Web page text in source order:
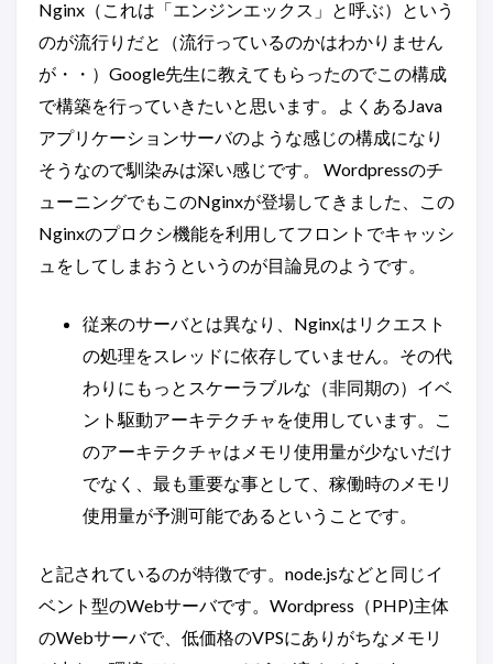
Nginx（これは「エンジンエックス」と呼ぶ）という
のが流行りだと（流行っているのかはわかりません
が・・）Google先生に教えてもらったのでこの構成
で構築を行っていきたいと思います。よくあるJava
アプリケーションサーバのような感じの構成になり
そうなので馴染みは深い感じです。 Wordpressのチ
ューニングでもこのNginxが登場してきました、この
Nginxのプロクシ機能を利用してフロントでキャッシ
ュをしてしまおうというのが目論見のようです。
従来のサーバとは異なり、Nginxはリクエスト
の処理をスレッドに依存していません。その代
わりにもっとスケーラブルな（非同期の）イベ
ント駆動アーキテクチャを使用しています。こ
のアーキテクチャはメモリ使用量が少ないだけ
でなく、最も重要な事として、稼働時のメモリ
使用量が予測可能であるということです。
と記されているのが特徴です。node.jsなどと同じイ
ベント型のWebサーバです。Wordpress（PHP)主体
のWebサーバで、低価格のVPSにありがちなメモリ